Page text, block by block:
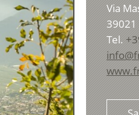
Via
39021
Tel.